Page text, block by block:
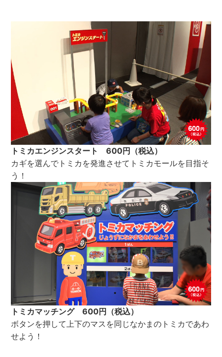
トミカエンジンスタート 600円（税込）
カギを選んでトミカを発進させてトミカモールを目指そ
う！
トミカマッチング 600円（税込）
ボタンを押して上下のマスを同じなかまのトミカであわ
せよう！